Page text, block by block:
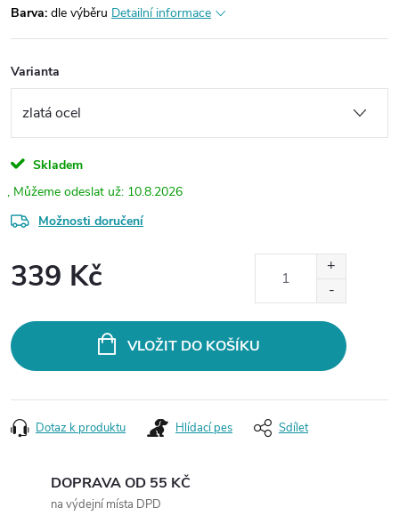
Barva: dle výběru Detailní informace
Varianta
Skladem
10.8.2026
Možnosti doručení
339 Kč
VLOŽIT DO KOŠÍKU
Dotaz k produktu Hlídací pes Sdílet
DOPRAVA OD 55 KČ
na výdejní místa DPD